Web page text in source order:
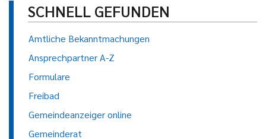
SCHNELL GEFUNDEN
Amtliche Bekanntmachungen
Ansprechpartner A-Z
Formulare
Freibad
Gemeindeanzeiger online
Gemeinderat